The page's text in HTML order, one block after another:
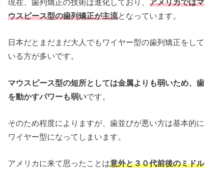
現在、歯列矯正の技術は進化しており、アメリカではマ
ウスピース型の歯列矯正が主流となっています。
日本だとまだまだ大人でもワイヤー型の歯列矯正をして
いる方が多いです。
マウスピース型の短所としては金属よりも弱いため、歯
を動かすパワーも弱いです。
そのため程度によりますが、歯並びが悪い方は基本的に
ワイヤー型になってしまいます。
アメリカに来て思ったことは意外と３０代前後のミドル